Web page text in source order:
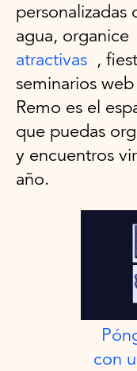
agua, organice
atractivas ,
seminarios
Remo es el
que puedas
y encuentros
año.
con